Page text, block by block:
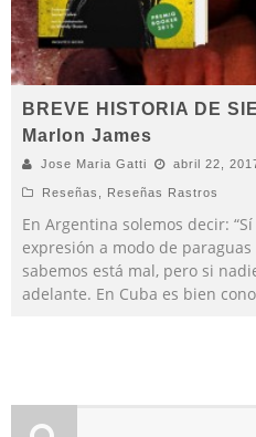
BREVE HISTORIA DE
Marlon James
Jose Maria Gatti abril 22,
Reseñas Reseñas Rastros
En Argentina solemos decir:
expresión a modo de
sabemos está mal, pero si
adelante. En Cuba es bien